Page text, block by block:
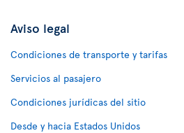
Aviso legal
Condiciones de transporte y tarifas
Servicios al pasajero
Condiciones jurídicas del sitio
Desde y hacia Estados Unidos